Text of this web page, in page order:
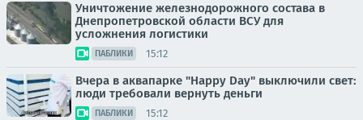
Уничтожение железнодорожного состава в
Днепропетровской области ВСУ для
усложнения логистики
ПАБЛИКИ 15:12
Вчера в аквапарке "Happy Day" выключили свет:
люди требовали вернуть деньги
ПАБЛИКИ 15:12